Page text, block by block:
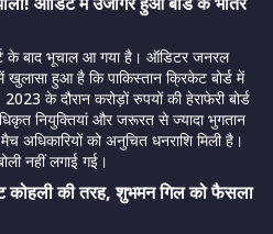
के बाद भूचाल आ गया है। ऑडिटर जनरल
खुलासा हुआ है कि पाकिस्तान क्रिकेट बोर्ड में
के दौरान करोड़ों रुपयों की हेराफेरी बोर्ड
नियुक्तियां और जरूरत से ज्यादा भुगतान
को अनुचित धनराशि मिली है।
नहीं लगाई गई।
कोहली की तरह, शुभमन गिल को फैसला